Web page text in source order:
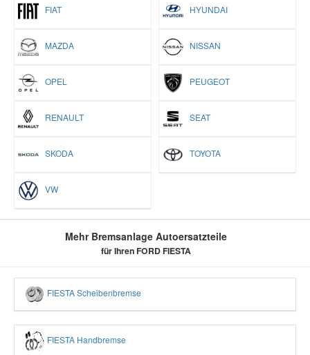
FIAT HYUNDAI
MAZDA NISSAN
OPEL PEUGEOT
RENAULT SEAT
SKODA TOYOTA
VW
Mehr Bremsanlage Autoersatzteile
für Ihren FORD FIESTA
FIESTA Scheibenbremse
FIESTA Handbremse